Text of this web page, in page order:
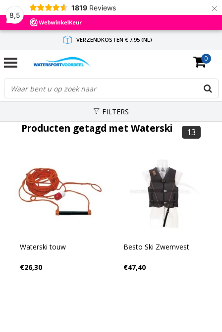
8,5
1819 Reviews ×
VERZENDKOSTEN € 7,95 (NL)
GRATIS VERZENDING(NL) VANAF € 65,-
BINNEN 1-3 WERKDAGEN ANTWOORD
0
FILTERS
Producten getagd met Waterski 13
Waterski touw
€26,30
Besto Ski Zwemvest
€47,40